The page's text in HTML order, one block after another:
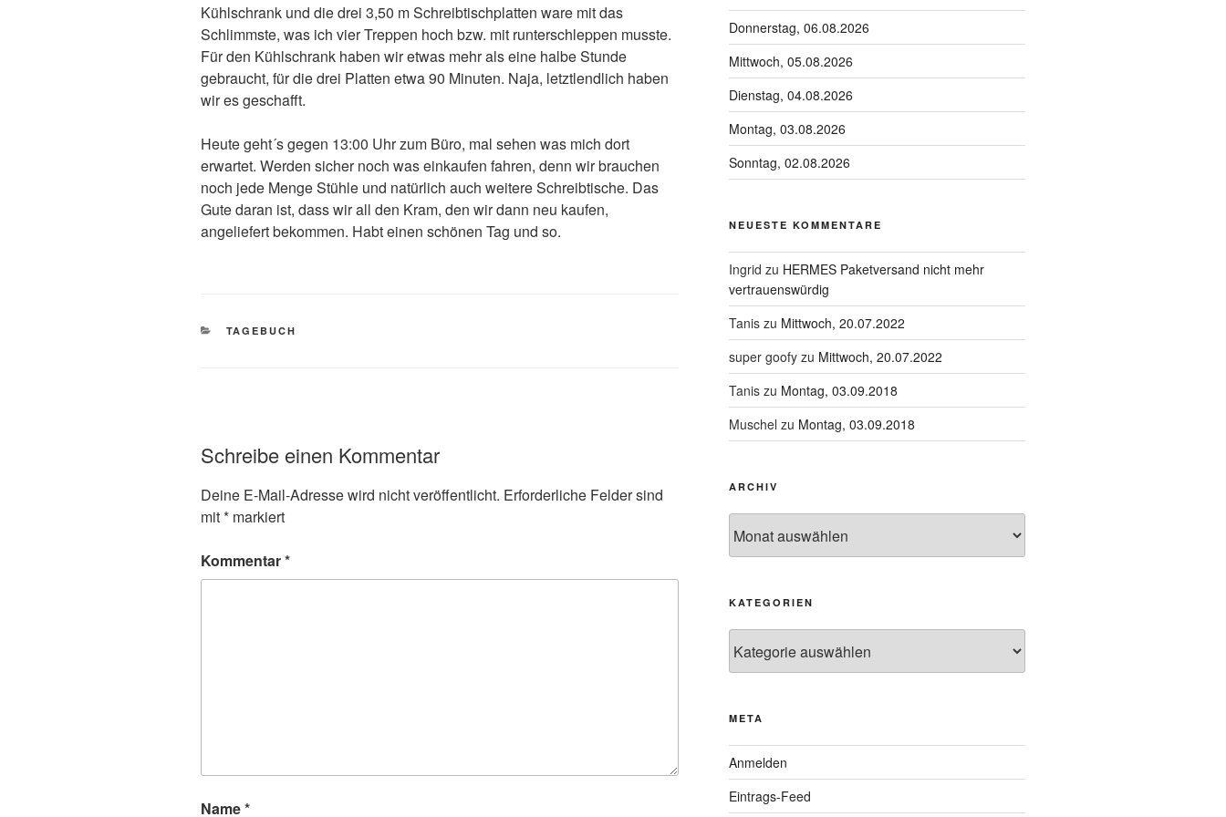
Kühlschrank und die drei 3,50 m Schreibtischplatten ware mit das
Schlimmste, was ich vier Treppen hoch bzw. mit runterschleppen musste.
Für den Kühlschrank haben wir etwas mehr als eine halbe Stunde
gebraucht, für die drei Platten etwa 90 Minuten. Naja, letztlendlich haben
wir es geschafft.
Heute geht´s gegen 13:00 Uhr zum Büro, mal sehen was mich dort
erwartet. Werden sicher noch was einkaufen fahren, denn wir brauchen
noch jede Menge Stühle und natürlich auch weitere Schreibtische. Das
Gute daran ist, dass wir all den Kram, den wir dann neu kaufen,
angeliefert bekommen. Habt einen schönen Tag und so.
KATEGORIEN
TAGEBUCH
Schreibe einen Kommentar
Deine E-Mail-Adresse wird nicht veröffentlicht. Erforderliche Felder sind
mit* markiert
Kommentar*
Name*
Donnerstag, 06.08.2026
Mittwoch, 05.08.2026
Dienstag, 04.08.2026
Montag, 03.08.2026
Sonntag, 02.08.2026
NEUESTE KOMMENTARE
Ingrid zu HERMES Paketversand nicht mehr
vertrauenswürdig
Taniszu Mittwoch, 20.07.2022
super goofyzu Mittwoch, 20.07.2022
Taniszu Montag, 03.09.2018
Muschel zu Montag, 03.09.2018
ARCHIV
KATEGORIEN
META
Anmelden
Eintrags-Feed